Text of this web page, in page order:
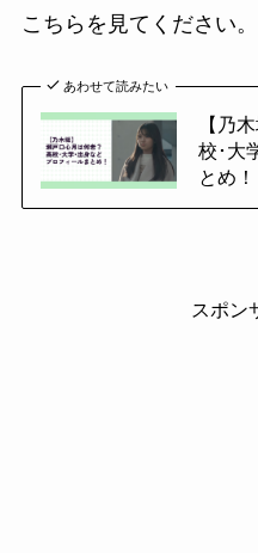
こちらを見てください。
あわせて読みたい
【乃
校･大
とめ！
スポン